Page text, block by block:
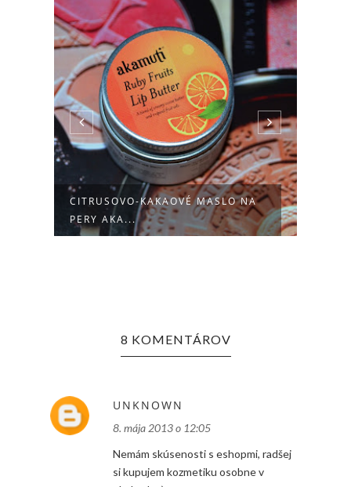
CITRUSOVO-KAKAOVÉ MASLO NA
PERY AKA...
8 KOMENTÁROV
UNKNOWN
8. mája 2013 o 12:05
Nemám skúsenosti s eshopmi, radšej
si kupujem kozmetiku osobne v